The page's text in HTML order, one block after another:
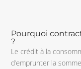
Pourquoi
?
Le crédit à la
d’emprunter la